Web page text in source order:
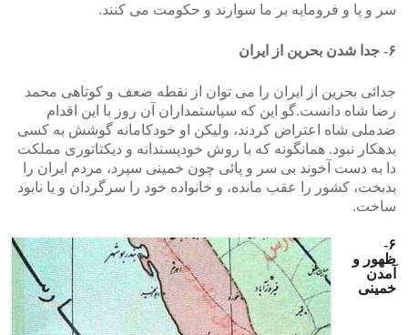
سر و پا و فرومایه بر ما سوارند و حکومت می کنند.
۶- جدا شدن بحرین از ایران
جدائی بحرین از ایران را می توان از نقطه ضعف و کوتاهی محمد
رضا شاه دانست.گو این که سیاستمداران آن روز با این اقدام
ضدملی شاه اعتراض کردند، ولیکن او خودکامانه گوشش به کسی
بدهکار نبود. همانگونه که با روش خودپسندانه و دیکتاتوری مملکت
دا به دست آخوند بی سر و پائی چون خمینی سپرد، مردم ایران را
بدبخت، کشور را عقب مانده، و خانواده خود را سرگردان و یا نابود
ساخت.
۶-
ظهور و
آمدن
خمینی